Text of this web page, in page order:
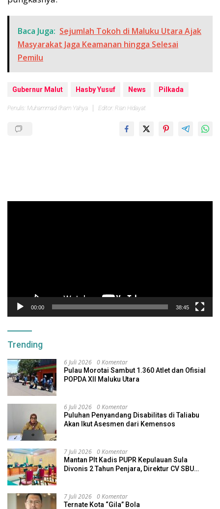
Baca Juga: Sejumlah Tokoh di Maluku Utara Ajak
Masyarakat Jaga Keamanan hingga Selesai
Pemilu
Gubernur Malut Hasby Yusuf News Pilkada
Penulis: Muhammad Ilham Yahya Editor: Rian Hidayat
00:00 38:45
Trending
6 Juli 2026 0 Komentar
Pulau Morotai Sambut 1.360 Atlet dan Ofisial
POPDA XII Maluku Utara
6 Juli 2026 0 Komentar
Puluhan Penyandang Disabilitas di Taliabu
Akan Ikut Asesmen dari Kemensos
7 Juli 2026 0 Komentar
Mantan Plt Kadis PUPR Kepulauan Sula
Divonis 2 Tahun Penjara, Direktur CV SBU
7 Juli 2026 0 Komentar
Ternate Kota “Gila” Bola